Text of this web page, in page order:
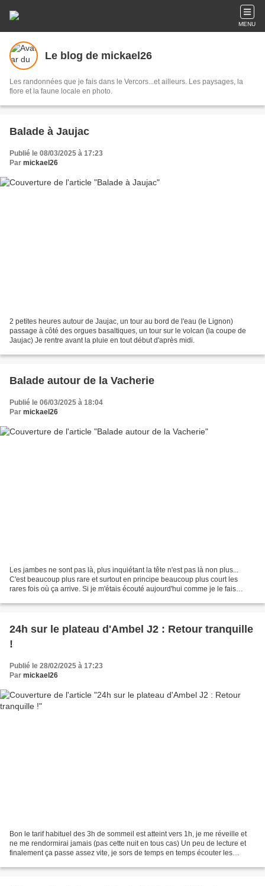
MENU
Le blog de mickael26
Les randonnées que je fais dans le Vercors...et ailleurs. Les paysages, la
flore et la faune locale en photo.
Balade à Jaujac
Publié le 08/03/2025 à 17:23
Par mickael26
2 petites heures autour de Jaujac, un tour au bord de l'eau (le Lignon)
passage à côté des orgues basaltiques, un tour sur le volcan (la coupe de
Jaujac) Je rentre avant la pluie en tout début d'après midi.
Balade autour de la Vacherie
Publié le 06/03/2025 à 18:04
Par mickael26
Les jambes ne sont pas là, plus inquiétant la tête n'est pas là non plus...
C'est beaucoup plus rare et surtout en principe beaucoup plus court les
rares fois où ça arrive. Si je m'étais écouté aujourd'hui comme je le fais
24h sur le plateau d'Ambel J2 : Retour tranquille
!
Publié le 28/02/2025 à 17:23
Par mickael26
Bon le tarif habituel des 3h de sommeil est atteint vers 1h, je me réveille et
ne me rendormirai jamais (pas cette nuit en tous cas) Un peu de lecture et
finalement ça passe assez vite, je sors de temps en temps écouter les